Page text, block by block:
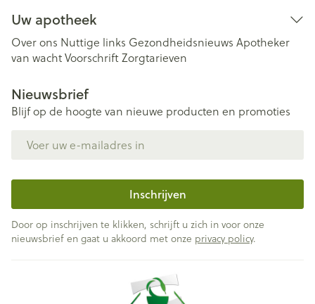
Uw apotheek
Over ons Nuttige links Gezondheidsnieuws Apotheker
van wachtVoorschriftZorgtarieven
Nieuwsbrief
Blijf op de hoogte van nieuwe producten en promoties
Inschrijven
Door op inschrijven te klikken, schrijft u zich in voor onze
nieuwsbrief en gaat u akkoord met onze privacy policy.